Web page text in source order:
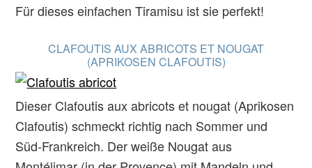
Für dieses einfachen Tiramisu ist sie perfekt!
CLAFOUTIS AUX ABRICOTS ET NOUGAT
(APRIKOSEN CLAFOUTIS)
Dieser Clafoutis aux abricots et nougat (Aprikosen
Clafoutis) schmeckt richtig nach Sommer und
Süd-Frankreich. Der weiße Nougat aus